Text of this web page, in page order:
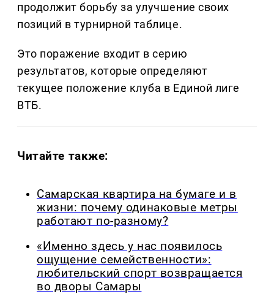
продолжит борьбу за улучшение своих
позиций в турнирной таблице.
Это поражение входит в серию
результатов, которые определяют
текущее положение клуба в Единой лиге
ВТБ.
Читайте также:
Самарская квартира на бумаге и в
жизни: почему одинаковые метры
работают по-разному?
«Именно здесь у нас появилось
ощущение семейственности»:
любительский спорт возвращается
во дворы Самары